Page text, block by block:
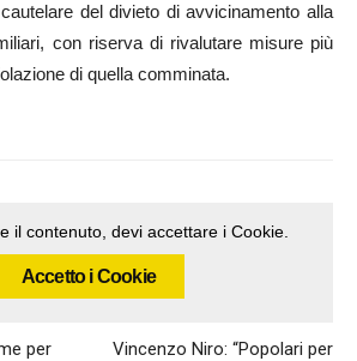
del divieto di avvicinamento alla
con riserva di rivalutare misure più
di quella comminata.
il contenuto, devi accettare i Cookie.
Accetto i Cookie
per
Vincenzo Niro: “Popolari per